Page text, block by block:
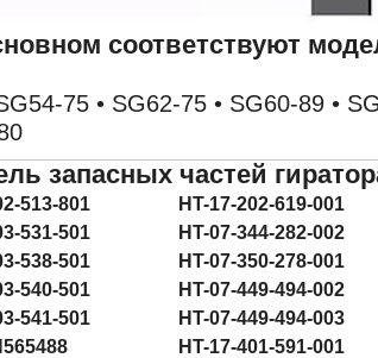
соответствуют
75 • SG62-75 • SG60-89 •
запасных частей
513-801 HT-17-202-619-001
531-501 HT-07-344-282-002
538-501 HT-07-350-278-001
540-501 HT-07-449-494-002
541-501 HT-07-449-494-003
HT-17-401-591-001